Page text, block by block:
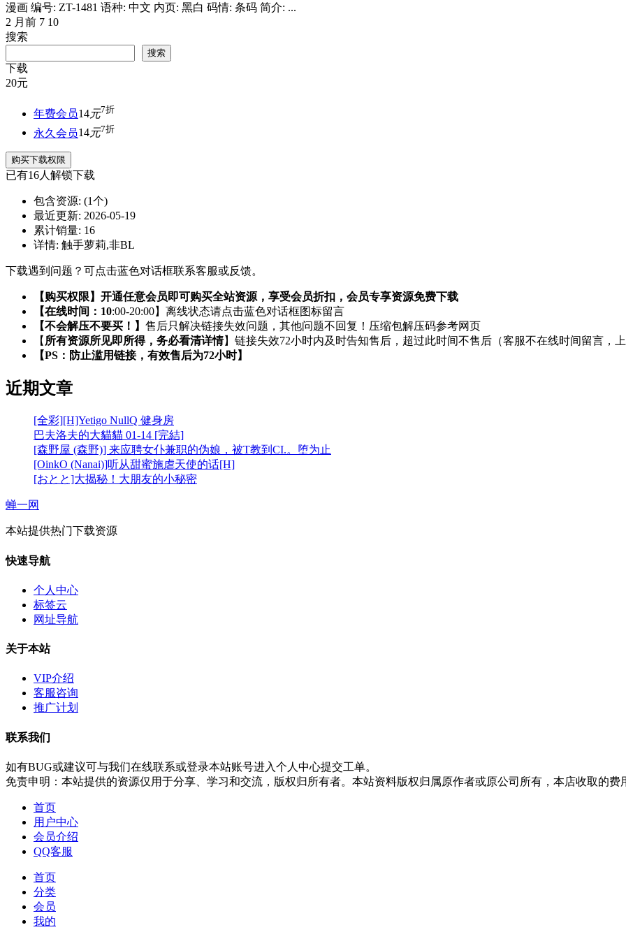
漫画 编号: ZT-1481 语种: 中文 内页: 黑白 码情: 条码 简介: ...
2 月前 7 10
搜索
搜索
下载
20元
年费会员14元7折
永久会员14元7折
购买下载权限
已有16人解锁下载
包含资源: (1个)
最近更新: 2026-05-19
累计销量: 16
详情: 触手萝莉,非BL
下载遇到问题？可点击蓝色对话框联系客服或反馈。
【购买权限】开通任意会员即可购买全站资源，享受会员折扣，会员专享资源免费下载
【在线时间：10:00-20:00】离线状态请点击蓝色对话框图标留言
【不会解压不要买！】 售后只解决链接失效问题，其他问题不回复！压缩包解压码参考网页
【 所有资源所见即所得，务必看清详情】链接失效72小时内及时告知售后，超过此时间不售后（客服不在线时间留言，上
【PS：防止滥用链接，有效售后为72小时】
近期文章
[全彩][H]Yetigo NullQ 健身房
巴夫洛夫的大貓貓 01-14 [完結]
[森野屋 (森野)] 来应聘女仆兼职的伪娘，被T教到CI.。堕为止
[OinkO (Nanai)]听从甜蜜施虐天使的话[H]
[おとと]大揭秘！大朋友的小秘密
蝉一网
本站提供热门下载资源
快速导航
个人中心
标签云
网址导航
关于本站
VIP介绍
客服咨询
推广计划
联系我们
如有BUG或建议可与我们在线联系或登录本站账号进入个人中心提交工单。
免责申明：本站提供的资源仅用于分享、学习和交流，版权归所有者。本站资料版权归属原作者或原公司所有，本店收取的费
首页
用户中心
会员介绍
QQ客服
首页
分类
会员
我的